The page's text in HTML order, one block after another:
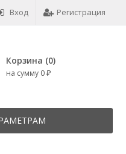
Вход Регистрация
Корзина (0)
на сумму 0 ₽